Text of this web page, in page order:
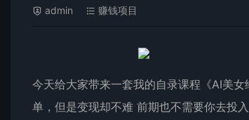
admin 赚钱项目
今天给大家带来一套我的自录课程《AI美
单，但是变现却不难 前期也不需要你去投